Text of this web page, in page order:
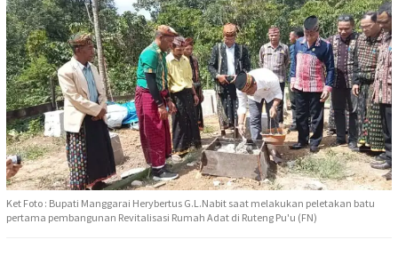
Ket Foto : Bupati Manggarai Herybertus G.L.Nabit saat melakukan peletakan batu
pertama pembangunan Revitalisasi Rumah Adat di Ruteng Pu'u (FN)